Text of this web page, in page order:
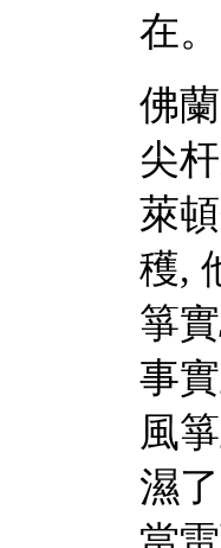
在。
佛
尖
萊
穫,
箏
事
風
濕